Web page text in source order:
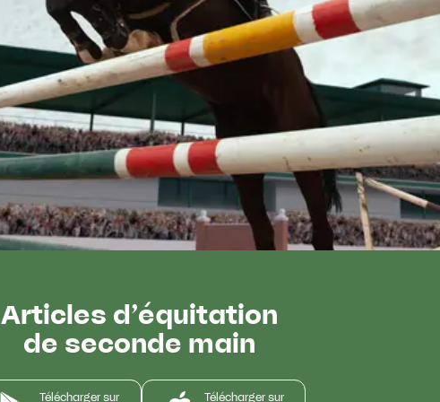
Articles d’équitation
de seconde main
Télécharger sur Télécharger sur